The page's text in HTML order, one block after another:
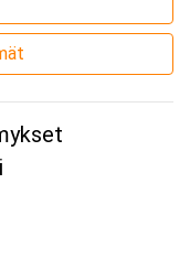
21 / 00380 Helsinki